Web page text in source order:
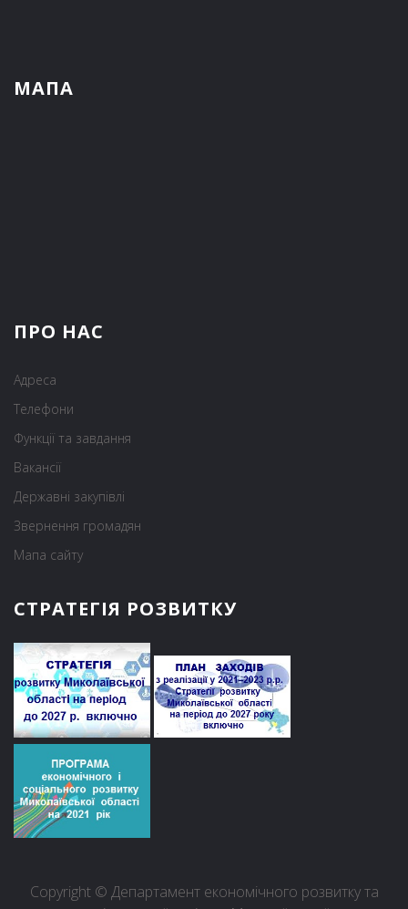
МАПА
ПРО НАС
Адреса
Телефони
Функції та завдання
Вакансії
Державні закупівлі
Звернення громадян
Мапа сайту
СТРАТЕГІЯ РОЗВИТКУ
Copyright © Департамент економічного розвитку та